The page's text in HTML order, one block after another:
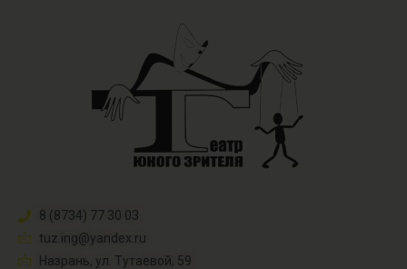
8 (8734) 77 30 03
tuz.ing@yandex.ru​
Назрань, ул. Тутаевой, 59